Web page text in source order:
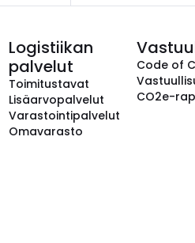
Logistiikan
palvelut
Toimitustavat
Lisäarvopalvelut
Varastointipalvelut
Omavarasto
Code of
CO2e-